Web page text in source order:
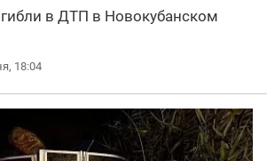
в ДТП в Новокубанском
18:04